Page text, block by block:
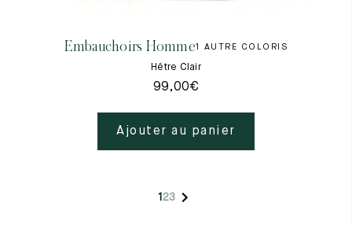
Embauchoirs Homme1 AUTRE COLORIS
Hêtre Clair
99,00€
Ajouter au panier
1 23